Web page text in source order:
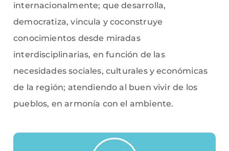
internacionalmente; que desarrolla,
democratiza, vincula y coconstruye
conocimientos desde miradas
interdisciplinarias, en función de las
necesidades sociales, culturales y económicas
de la región; atendiendo al buen vivir de los
pueblos, en armonía con el ambiente.